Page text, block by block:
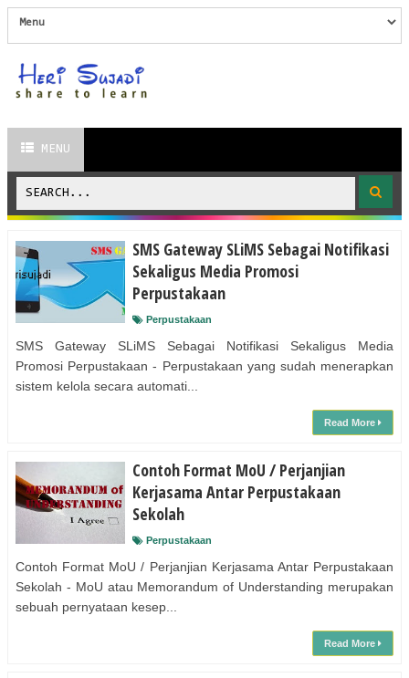
MENU
SMS Gateway SLiMS Sebagai Notifikasi
Sekaligus Media Promosi
Perpustakaan
Perpustakaan
SMS Gateway SLiMS Sebagai Notifikasi Sekaligus Media
Promosi Perpustakaan - Perpustakaan yang sudah menerapkan
sistem kelola secara automati...
Read More
Contoh Format MoU / Perjanjian
Kerjasama Antar Perpustakaan
Sekolah
Perpustakaan
Contoh Format MoU / Perjanjian Kerjasama Antar Perpustakaan
Sekolah - MoU atau Memorandum of Understanding merupakan
sebuah pernyataan kesep...
Read More